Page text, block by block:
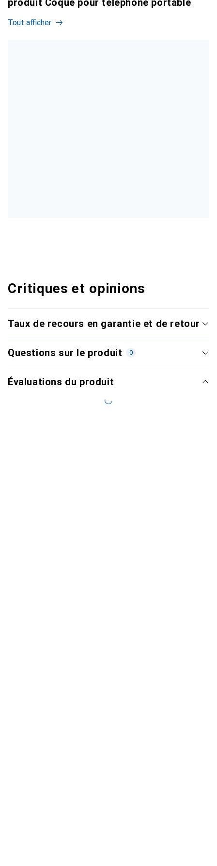
produit Coque pour téléphone portable
Tout afficher
Critiques et opinions
Taux de recours en garantie et de retour
Questions sur le produit 0
Évaluations du produit